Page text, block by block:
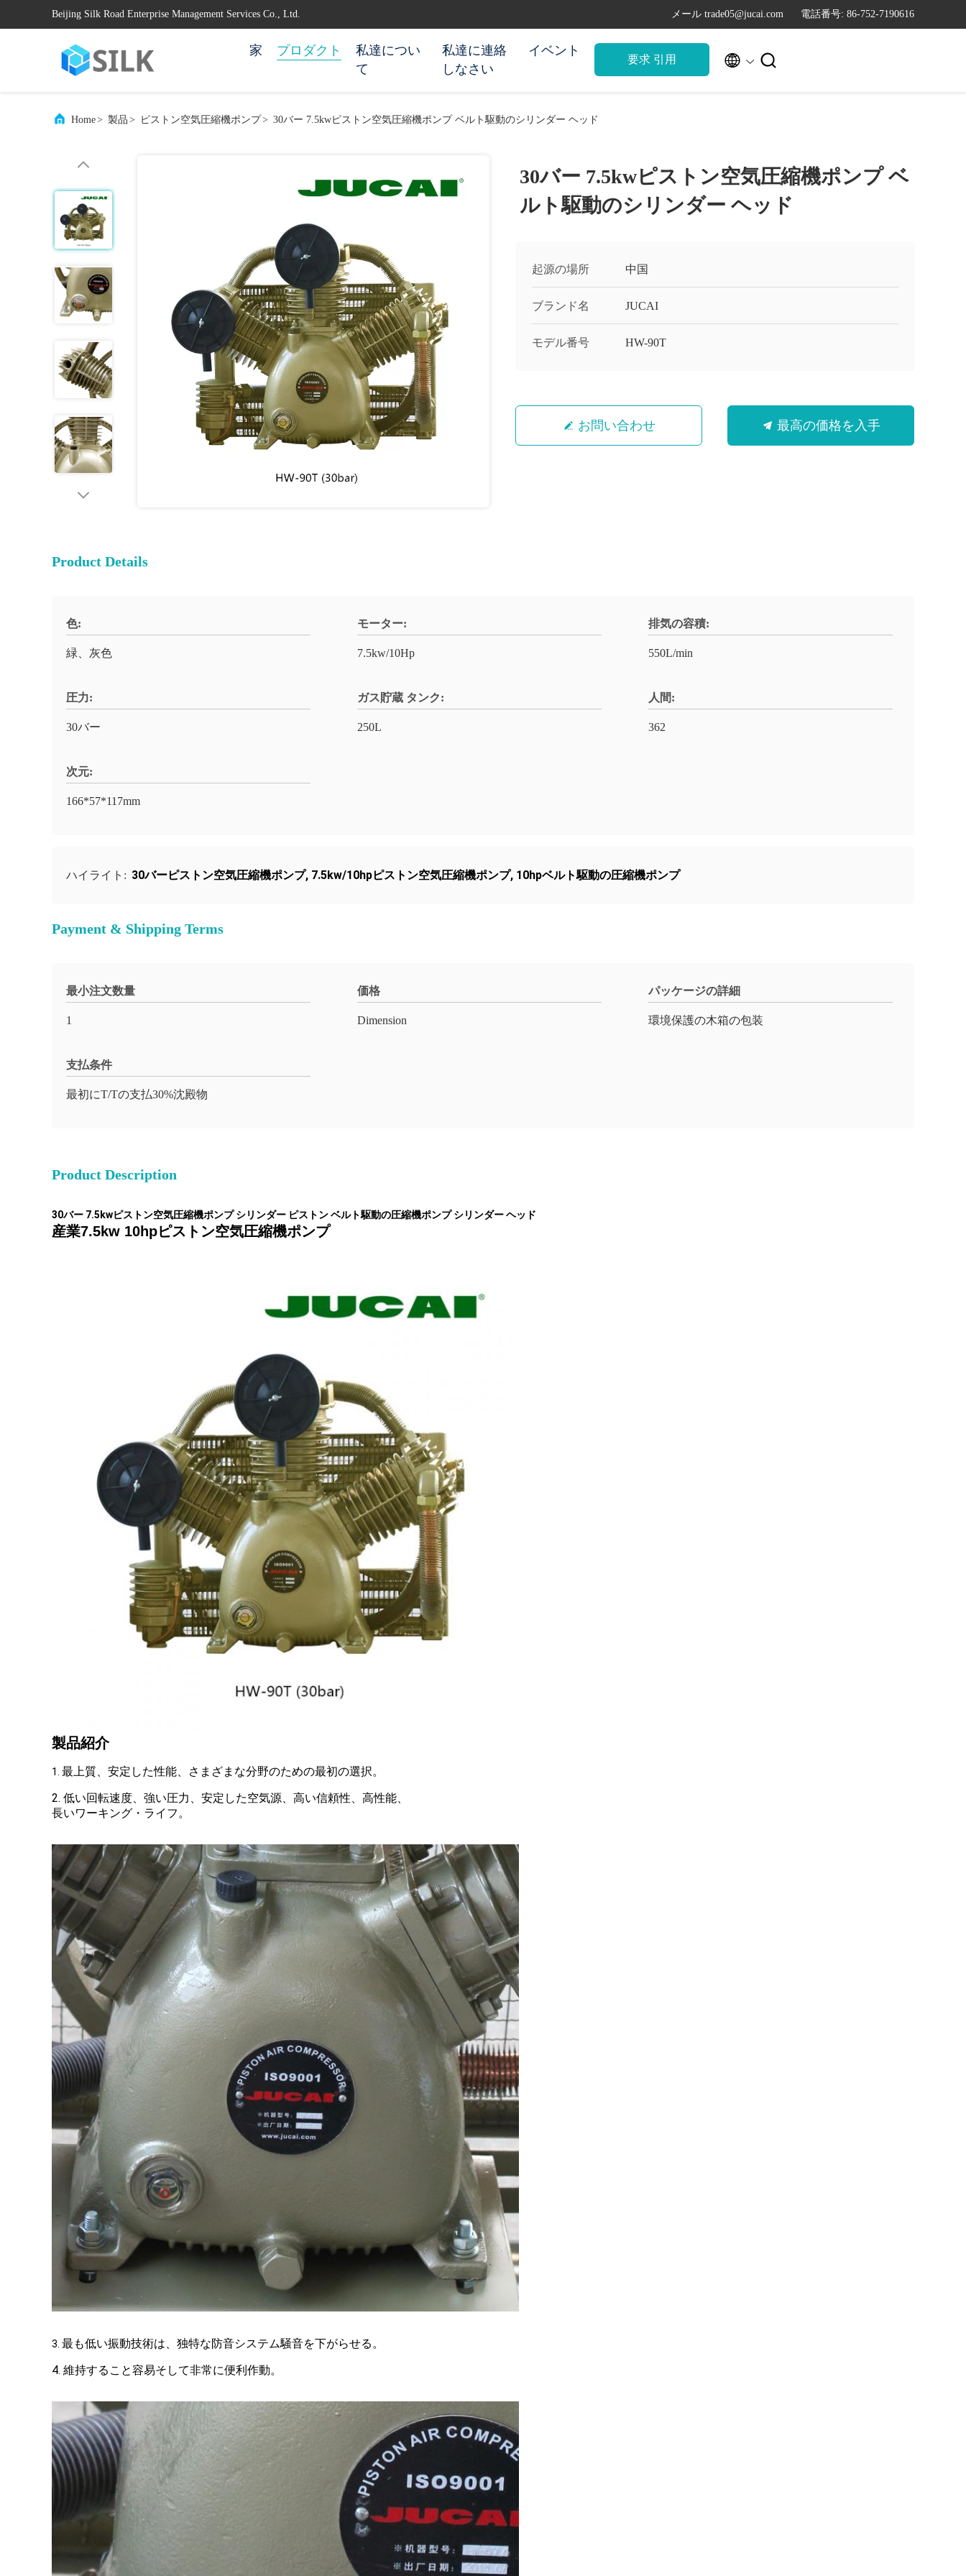
Beijing Silk Road Enterprise Management Services Co., Ltd. メール trade05@jucai.com 電話番号: 86-752-7190616
家 プロダクト
私達につい
て
私達に連絡
しなさい
イベント
要求 引用  
Home> 製品 > ピストン空気圧縮機ポンプ> 30バー 7.5kwピストン空気圧縮機ポンプ ベルト駆動のシリンダー ヘッド
30バー 7.5kwピストン空気圧縮機ポンプ ベ
ルト駆動のシリンダー ヘッド
起源の場所 中国
ブランド名 JUCAI
モデル番号 HW-90T
お問い合わせ 最高の価格を入手
Product Details
色:
緑、灰色
モーター:
7.5kw/10Hp
排気の容積:
550L/min
圧力:
30バー
ガス貯蔵 タンク:
250L
人間:
362
次元:
166*57*117mm
ハイライト: 30バーピストン空気圧縮機ポンプ, 7.5kw/10hpピストン空気圧縮機ポンプ, 10hpベルト駆動の圧縮機ポンプ
Payment & Shipping Terms
最小注文数量
1
価格
Dimension
パッケージの詳細
環境保護の木箱の包装
支払条件
最初にT/Tの支払30%沈殿物
Product Description
30バー 7.5kwピストン空気圧縮機ポンプ シリンダー ピストン ベルト駆動の圧縮機ポンプ シリンダー ヘッド
産業7.5kw 10hpピストン空気圧縮機ポンプ
製品紹介
1. 最上質、安定した性能、さまざまな分野のための最初の選択。
2. 低い回転速度、強い圧力、安定した空気源、高い信頼性、高性能、
長いワーキング・ライフ。
3. 最も低い振動技術は、独特な防音システム騒音を下がらせる。
4. 維持すること容易そして非常に便利作動。